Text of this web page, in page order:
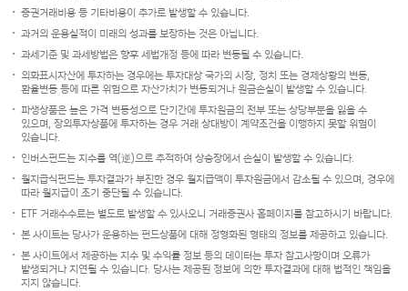
증권거래비용 등 기타비용이 추가로 발생할 수 있습니다.
과거의 운용실적이 미래의 성과를 보장하는 것은 아닙니다.
과세기준 및 과세방법은 향후 세법개정 등에 따라 변동될 수 있습니다.
외화표시자산에 투자하는 경우에는 투자대상 국가의 시장, 정치 또는 경제상황의 변동,
환율변동 등에 따른 위험으로 자산가치가 변동되거나 원금손실이 발생할 수 있습니다.
파생상품은 높은 가격 변동성으로 단기간에 투자원금의 전부 또는 상당부분을 잃을 수
있으며, 장외투자상품에 투자하는 경우 거래 상대방이 계약조건을 이행하지 못할 위험이
있습니다.
인버스펀드는 지수를 역(逆)으로 추적하여 상승장에서 손실이 발생할 수 있습니다.
월지급식펀드는 투자결과가 부진한 경우 월지급액이 투자원금에서 감소될 수 있으며, 경우에
따라 월지급이 조기 중단될 수 있습니다.
ETF 거래수수료는 별도로 발생할 수 있사오니 거래증권사 홈페이지를 참고하시기 바랍니다.
본 사이트는 당사가 운용하는 펀드상품에 대해 정형화된 형태의 정보를 제공하고 있습니다.
본 사이트에서 제공하는 지수 및 수익률 정보 등의 데이터는 투자 참고사항이며 오류가
발생되거나 지연될 수 있습니다. 당사는 제공된 정보에 의한 투자결과에 대해 법적인 책임을
지지 않습니다.